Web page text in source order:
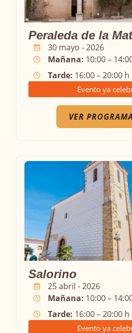
Peraleda de la
30 mayo - 2026
Mañana: 10:00 –
Tarde: 16:00 – 20:00 h
Evento ya
VER
Salorino
25 abril - 2026
Mañana: 10:00 –
Tarde: 16:00 – 20:00 h
Evento ya